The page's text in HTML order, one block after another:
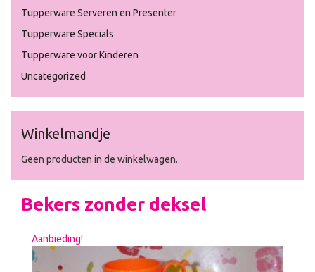
Tupperware Serveren en Presenter
Tupperware Specials
Tupperware voor Kinderen
Uncategorized
Winkelmandje
Geen producten in de winkelwagen.
Bekers zonder deksel
Aanbieding!